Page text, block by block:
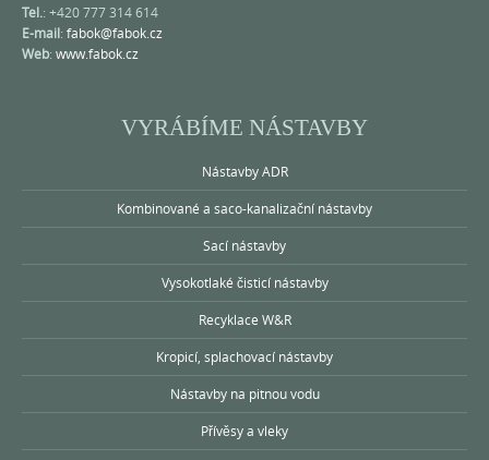
Tel.: +420 777 314 614
E-mail: fabok@fabok.cz
Web: www.fabok.cz
VYRÁBÍME NÁSTAVBY
Nástavby ADR
Kombinované a saco-kanalizační nástavby
Sací nástavby
Vysokotlaké čisticí nástavby
Recyklace W&R
Kropicí, splachovací nástavby
Nástavby na pitnou vodu
Přívěsy a vleky